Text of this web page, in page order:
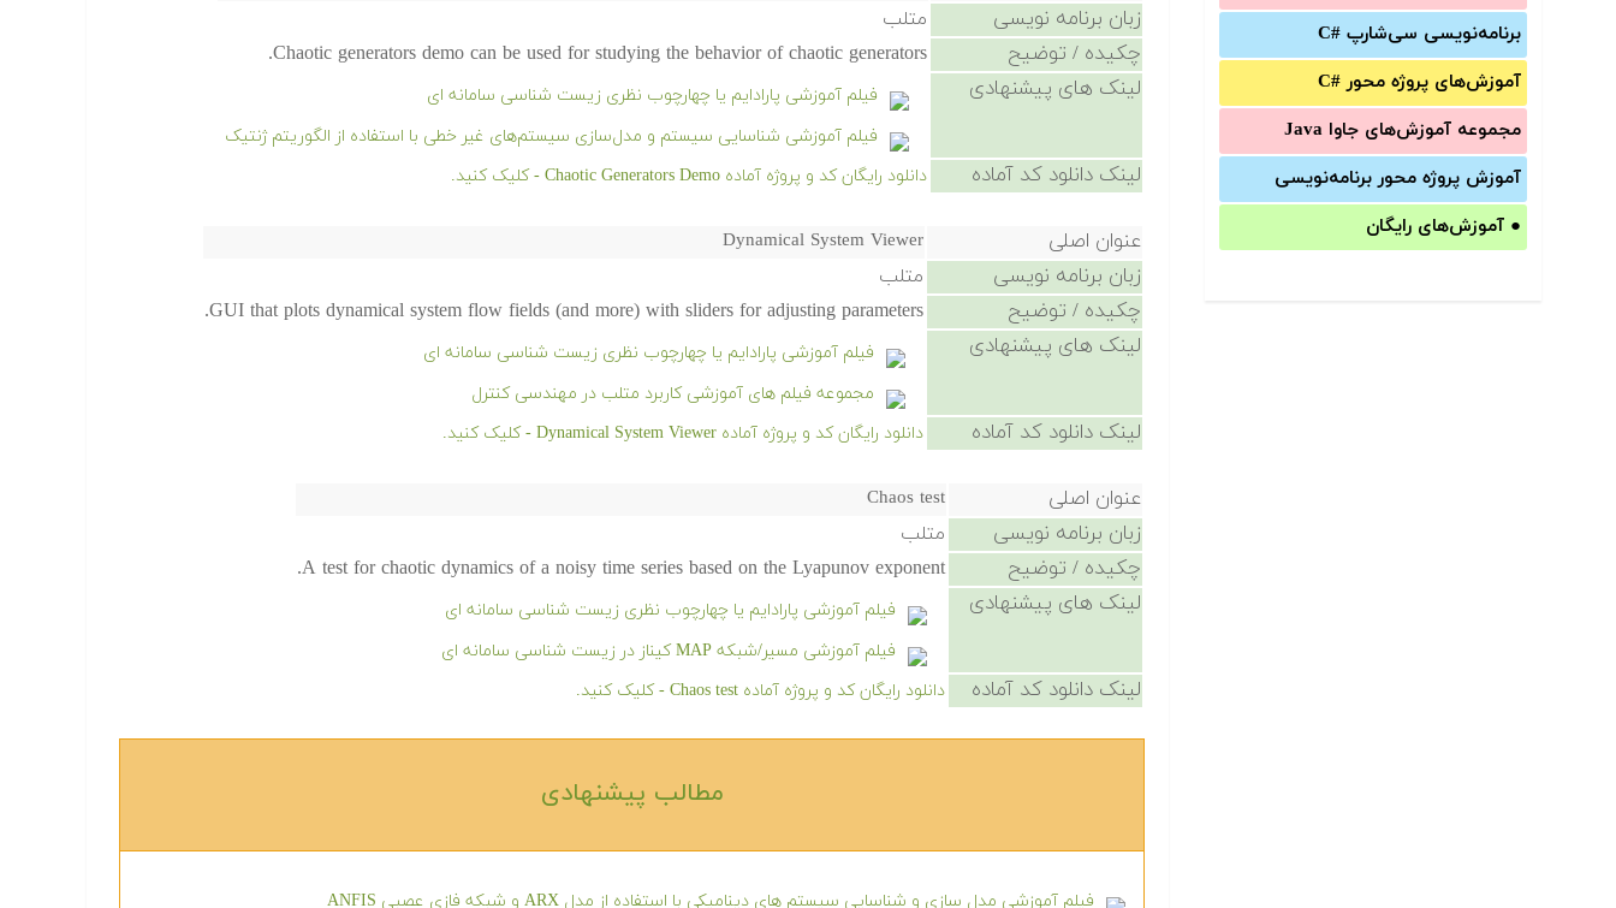
برنامه‌‌نویسی سی‌شارپ C#‎
آموزش‌های پروژه محور #C
مجموعه آموزش‌های جاوا Java
آموزش‌ پروژه محور برنامه‌نویسی
● آموزش‌های رایگان
زبان برنامه نویسی متلب
چکیده / توضیح Chaotic generators demo can be used for studying the behavior of chaotic generators.
لینک های پیشنهادی
فیلم آموزشی پارادایم یا چهارچوب نظری زیست شناسی سامانه ای
فیلم آموزشی شناسایی سیستم و مدل‌سازی سیستم‌های غیر خطی با استفاده از الگوریتم ژنتیک
لینک دانلود کد آماده دانلود رایگان کد و پروژه آماده Chaotic Generators Demo - کلیک کنید.
عنوان اصلی Dynamical System Viewer
زبان برنامه نویسی متلب
چکیده / توضیح GUI that plots dynamical system flow fields (and more) with sliders for adjusting parameters.
لینک های پیشنهادی
فیلم آموزشی پارادایم یا چهارچوب نظری زیست شناسی سامانه ای
مجموعه فیلم های آموزشی کاربرد متلب در مهندسی کنترل
لینک دانلود کد آماده دانلود رایگان کد و پروژه آماده Dynamical System Viewer - کلیک کنید.
عنوان اصلی Chaos test
زبان برنامه نویسی متلب
چکیده / توضیح A test for chaotic dynamics of a noisy time series based on the Lyapunov exponent.
لینک های پیشنهادی
فیلم آموزشی پارادایم یا چهارچوب نظری زیست شناسی سامانه ای
فیلم آموزشی مسیر/شبکه MAP کیناز در زیست شناسی سامانه ای
لینک دانلود کد آماده دانلود رایگان کد و پروژه آماده Chaos test - کلیک کنید.
مطالب پیشنهادی‎
فیلم آموزشی مدل سازی و شناسایی سیستم های دینامیکی با استفاده از مدل ARX و شبکه فازی عصبی ANFIS